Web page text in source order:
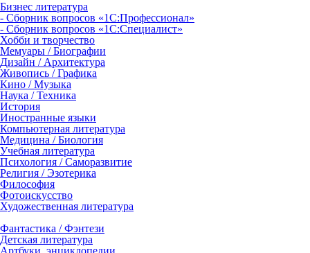
Бизнес литература
- Сборник вопросов «1С:Профессионал»
- Сборник вопросов «1С:Специалист»
Хобби и творчество
Мемуары / Биографии
Дизайн / Архитектура
Живопись / Графика
Кино / Музыка
Наука / Техника
История
Иностранные языки
Компьютерная литература
Медицина / Биология
Учебная литература
Психология / Саморазвитие
Религия / Эзотерика
Философия
Фотоискусство
Художественная литература
Фантастика / Фэнтези
Детская литература